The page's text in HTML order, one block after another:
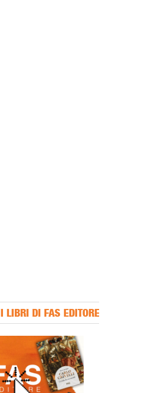
I LIBRI DI FAS EDITORE